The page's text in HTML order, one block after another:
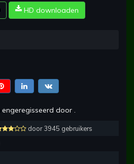
HD downloaden
engeregisseerd door .
door 3945 gebruikers